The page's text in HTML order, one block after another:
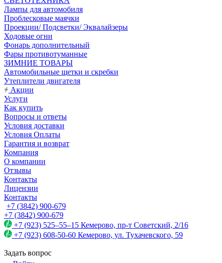
Лампы для автомобиля
Проблесковые маячки
Проекции/ Подсветки/ Эквалайзеры
Ходовые огни
Фонарь дополнительный
Фары противотуманные
ЗИМНИЕ ТОВАРЫ
Автомобильные щетки и скребки
Утеплители двигателя
Акции
Услуги
Как купить
Вопросы и ответы
Условия доставки
Условия Оплаты
Гарантия и возврат
Компания
О компании
Отзывы
Контакты
Лицензии
Контакты
+7 (3842) 900-679
+7 (3842) 900-679
+7 (923) 525–55–15 Кемерово, пр-т Советский, 2/16
+7 (923) 608-50-60 Кемерово, ул. Тухачевского, 59
Задать вопрос